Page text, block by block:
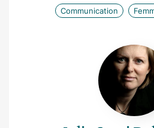
Communication
Julia